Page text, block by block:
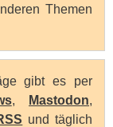
Themen
gibt es per
, Mastodon,
und täglich